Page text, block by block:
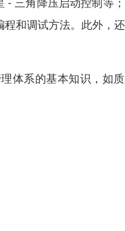
和调试方法。此外，
体系的基本知识，如